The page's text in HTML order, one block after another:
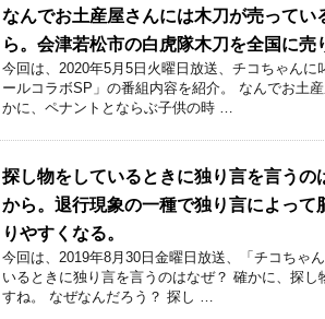
なんでお土産屋さんには木刀が売って
ら。会津若松市の白虎隊木刀を全国に売
今回は、2020年5月5日火曜日放送、チコちゃん
ールコラボSP」の番組内容を紹介。 なんでお土
かに、ペナントとならぶ子供の時 …
探し物をしているときに独り言を言う
から。退行現象の一種で独り言によって
りやすくなる。
今回は、2019年8月30日金曜日放送、「チコちゃ
いるときに独り言を言うのはなぜ？ 確かに、探
すね。 なぜなんだろう？ 探し …